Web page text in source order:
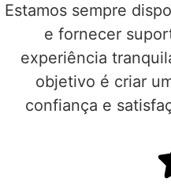
Estamos sempre
e fornecer
experiência
objetivo é criar
confiança e